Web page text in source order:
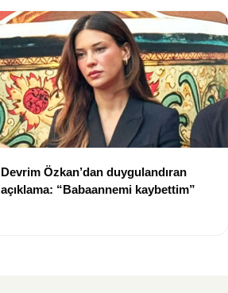
Devrim Özkan’dan duygulandıran
açıklama: “Babaannemi kaybettim”